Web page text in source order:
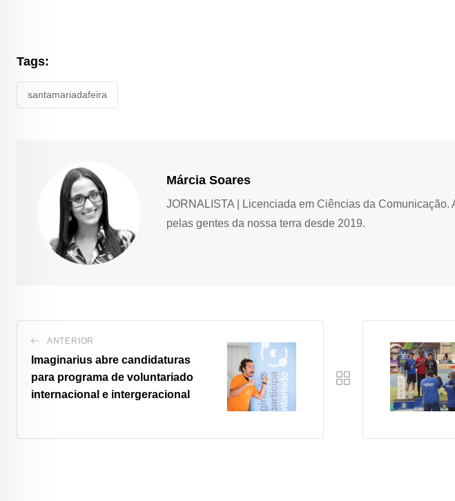
Tags:
santamariadafeira
Márcia Soares
JORNALISTA | Licenciada em Ciências da Comunicação.
pelas gentes da nossa terra desde 2019.
ANTERIOR
Imaginarius abre candidaturas
para programa de voluntariado
internacional e intergeracional